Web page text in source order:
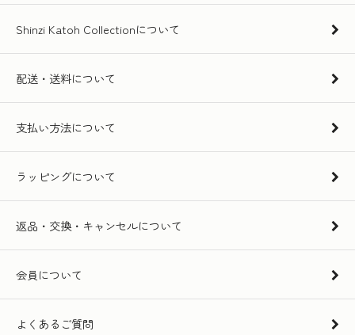
Shinzi Katoh Collectionについて
配送・送料について
支払い方法について
ラッピングについて
返品・交換・キャンセルについて
会員について
よくあるご質問